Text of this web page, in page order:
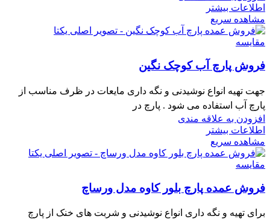
اطلاعات بیشتر
مشاهده سریع
مقایسه
فروش پارچ آب کوچک نگین
جهت تهیه انواع نوشیدنی و نگه داری مایعات در ظرف مناسب از
پارچ آب استفاده می شود . پارچ در
افزودن به علاقه مندی
اطلاعات بیشتر
مشاهده سریع
مقایسه
فروش عمده پارچ بلور کاوه مدل ورساچ
برای تهیه و نگه داری انواع نوشیدنی و شربت های خنک از پارچ